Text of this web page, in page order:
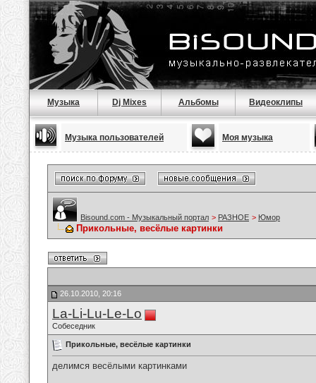
Музыка Dj Mixes Альбомы Видеоклипы
Музыка пользователей Моя музыка
Bisound.com - Музыкальный портал > РАЗНОЕ > Юмор
Прикольные, весёлые картинки
26.10.2010, 20:16
La-Li-Lu-Le-Lo
Собеседник
Прикольные, весёлые картинки
делимся весёлыми картинками